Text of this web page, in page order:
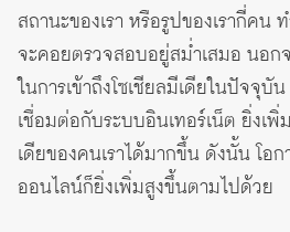
สถานะของเรา หรือรูปของเรากี่คน
จะคอยตรวจสอบอยู่สม่ำเสมอ นอก
ในการเข้าถึงโซเชียลมีเดียในปัจจุ
เชื่อมต่อกับระบบอินเทอร์เน็ต ยิ่งเพิ่
เดียของคนเราได้มากขึ้น ดังนั้น โอ
ออนไลน์ก็ยิ่งเพิ่มสูงขึ้นตามไปด้วย